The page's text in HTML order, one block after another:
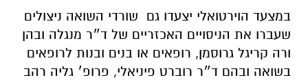
במצעד הוירטואלי יצעדו גם שורדי השואה ניצולים
שעברו את הניסויים האכזריים של ד״ר מנגלה ובהן
ורה קריגל גרוסמן, רופאים או בנים ובנות לרופאים
בשואה ובהם ד״ר רוברט פיניאלי, פרופ׳ גליה רהב